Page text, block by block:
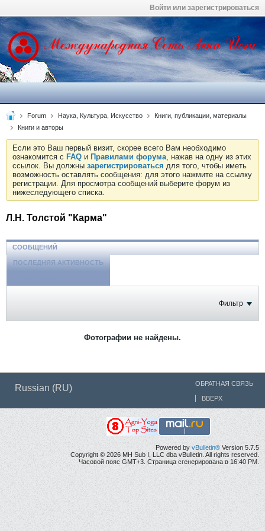
Войти или зарегистрироваться
Forum Наука, Культура, Искусство
Книги, публикации, материалы
Книги и авторы
Если это Ваш первый визит, скорее всего Вам необходимо
ознакомится с FAQ и Правилами форума, нажав на одну из этих
ссылок. Вы должны зарегистрироваться для того, чтобы иметь
возможность оставлять сообщения: для этого нажмите на ссылку
регистрации. Для просмотра сообщений выберите форум из
нижеследующего списка.
Л.Н. Толстой "Карма"
СООБЩЕНИЙ
ПОСЛЕДНЯЯ АКТИВНОСТЬ
Фильтр
Фотографии не найдены.
Russian (RU) ОБРАТНАЯ СВЯЗЬ
ВВЕРХ
Powered by vBulletin® Version 5.7.5
Copyright © 2026 MH Sub I, LLC dba vBulletin. All rights reserved.
Часовой пояс GMT+3. Страница сгенерирована в 16:40 PM.